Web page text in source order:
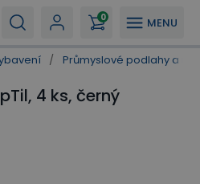
MENU
0
/ Průmyslové podlahy a
4 ks, černý